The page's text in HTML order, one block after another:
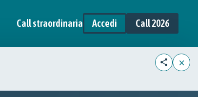
Call straordinaria Accedi Call 2026
×